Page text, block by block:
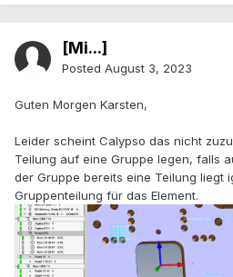
[Mi...]
Posted August 3, 2023
Guten Morgen Karsten,
Leider scheint Calypso das nicht
Teilung auf eine Gruppe legen, falls
der Gruppe bereits eine Teilung liegt
Gruppenteilung für das Element.